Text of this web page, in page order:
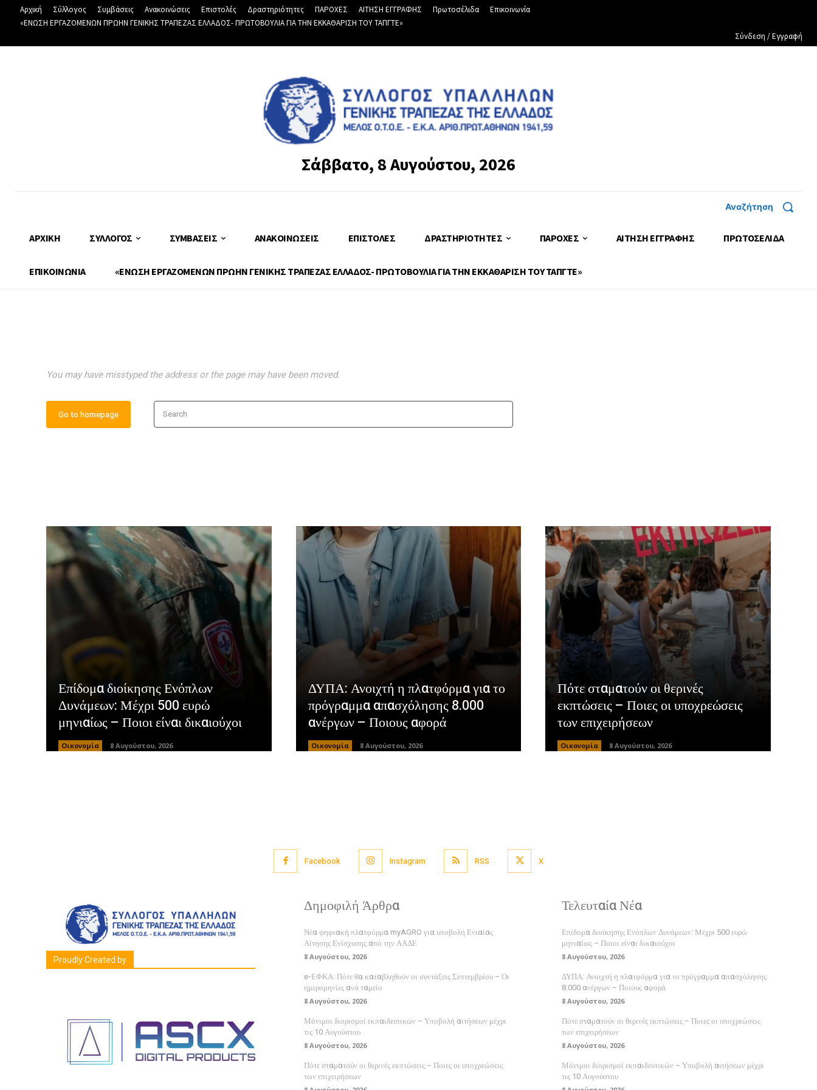
Αρχική Σύλλογος Συμβάσεις Ανακοινώσεις Επιστολές Δραστηριότητες ΠΑΡΟΧΕΣ ΑΙΤΗΣΗ ΕΓΓΡΑΦΗΣ Πρωτοσέλιδα
Επικοινωνία
«ΕΝΩΣΗ ΕΡΓΑΖΟΜΕΝΩΝ ΠΡΩΗΝ ΓΕΝΙΚΗΣ ΤΡΑΠΕΖΑΣ ΕΛΛΑΔΟΣ- ΠΡΩΤΟΒΟΥΛΙΑ ΓΙΑ ΤΗΝ ΕΚΚΑΘΑΡΙΣΗ ΤΟΥ ΤΑΠΓΤΕ»
Σύνδεση / Εγγραφή
Σάββατο, 8 Αυγούστου, 2026
Αναζήτηση
ΑΡΧΙΚΉ ΣΎΛΛΟΓΟΣ ΣΥΜΒΆΣΕΙΣ ΑΝΑΚΟΙΝΏΣΕΙΣ ΕΠΙΣΤΟΛΈΣ ΔΡΑΣΤΗΡΙΌΤΗΤΕΣ ΠΑΡΟΧΕΣ ΑΙΤΗΣΗ ΕΓΓΡΑΦΗΣ ΠΡΩΤΟΣΈΛΙΔΑ
ΕΠΙΚΟΙΝΩΝΊΑ «ΕΝΩΣΗ ΕΡΓΑΖΟΜΕΝΩΝ ΠΡΩΗΝ ΓΕΝΙΚΗΣ ΤΡΑΠΕΖΑΣ ΕΛΛΑΔΟΣ- ΠΡΩΤΟΒΟΥΛΙΑ ΓΙΑ ΤΗΝ ΕΚΚΑΘΑΡΙΣΗ ΤΟΥ ΤΑΠΓΤΕ»
You may have misstyped the address or the page may have been moved.
Go to homepage Search
Επίδομα διοίκησης Ενόπλων
Δυνάμεων: Μέχρι 500 ευρώ
μηνιαίως – Ποιοι είναι δικαιούχοι
Οικονομία 8 Αυγούστου, 2026
ΔΥΠΑ: Ανοιχτή η πλατφόρμα για το
πρόγραμμα απασχόλησης 8.000
ανέργων – Ποιους αφορά
Οικονομία 8 Αυγούστου, 2026
Πότε σταματούν οι θερινές
εκπτώσεις – Ποιες οι υποχρεώσεις
των επιχειρήσεων
Οικονομία 8 Αυγούστου, 2026
Facebook Instagram RSS X
Proudly Created by
Δημοφιλή Άρθρα
Νέα ψηφιακή πλατφόρμα myAGRO για υποβολή Ενιαίας
Αίτησης Ενίσχυσης από την ΑΑΔΕ
8 Αυγούστου, 2026
e-ΕΦΚΑ: Πότε θα καταβληθούν οι συντάξεις Σεπτεμβρίου – Οι
ημερομηνίες ανά ταμείο
8 Αυγούστου, 2026
Μόνιμοι διορισμοί εκπαιδευτικών – Υποβολή αιτήσεων μέχρι
τις 10 Αυγούστου
8 Αυγούστου, 2026
Πότε σταματούν οι θερινές εκπτώσεις – Ποιες οι υποχρεώσεις
των επιχειρήσεων
Τελευταία Νέα
Επίδομα διοίκησης Ενόπλων Δυνάμεων: Μέχρι 500 ευρώ
μηνιαίως – Ποιοι είναι δικαιούχοι
8 Αυγούστου, 2026
ΔΥΠΑ: Ανοιχτή η πλατφόρμα για το πρόγραμμα απασχόλησης
8.000 ανέργων – Ποιους αφορά
8 Αυγούστου, 2026
Πότε σταματούν οι θερινές εκπτώσεις – Ποιες οι υποχρεώσεις
των επιχειρήσεων
8 Αυγούστου, 2026
Μόνιμοι διορισμοί εκπαιδευτικών – Υποβολή αιτήσεων μέχρι
τις 10 Αυγούστου